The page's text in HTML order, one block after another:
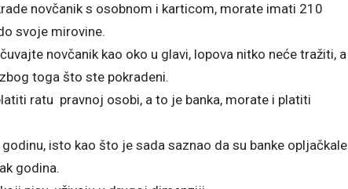
novčanik s osobnom i karticom, morate imati 210
svoje mirovine.
novčanik kao oko u glavi, lopova nitko neće tražiti, a
toga što ste pokradeni.
ratu pravnoj osobi, a to je banka, morate i platiti
isto kao što je sada saznao da su banke opljačkale
godina.